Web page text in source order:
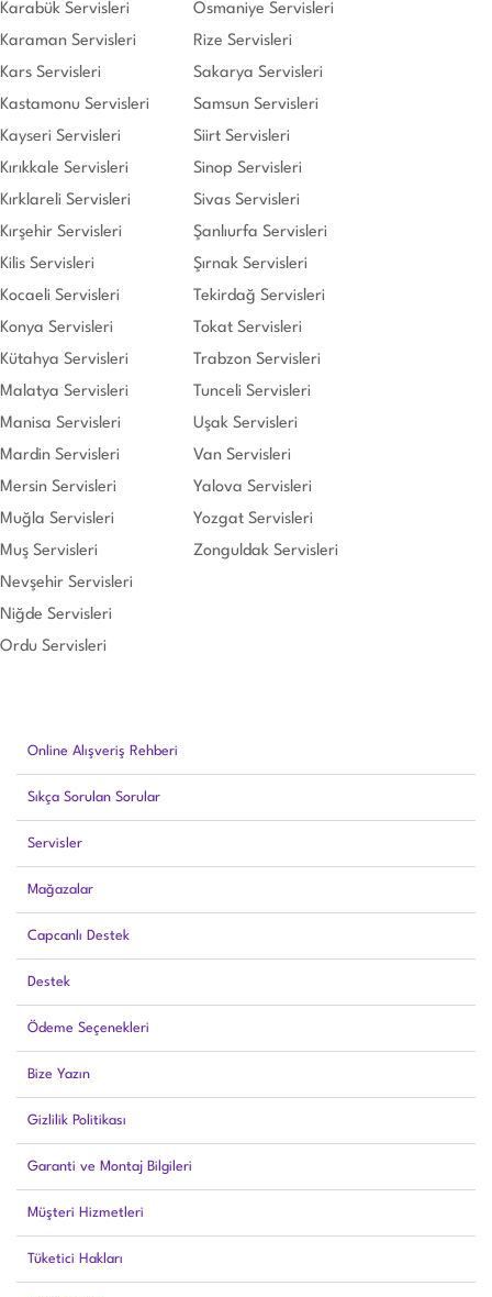
Online Alışveriş Rehberi
Sıkça Sorulan Sorular
Servisler
Mağazalar
Capcanlı Destek
Destek
Ödeme Seçenekleri
Bize Yazın
Gizlilik Politikası
Garanti ve Montaj Bilgileri
Müşteri Hizmetleri
Tüketici Hakları
Karabük Servisleri
Karaman Servisleri
Kars Servisleri
Kastamonu Servisleri
Kayseri Servisleri
Kırıkkale Servisleri
Kırklareli Servisleri
Kırşehir Servisleri
Kilis Servisleri
Kocaeli Servisleri
Konya Servisleri
Kütahya Servisleri
Malatya Servisleri
Manisa Servisleri
Mardin Servisleri
Mersin Servisleri
Muğla Servisleri
Muş Servisleri
Nevşehir Servisleri
Niğde Servisleri
Ordu Servisleri
Osmaniye Servisleri
Rize Servisleri
Sakarya Servisleri
Samsun Servisleri
Siirt Servisleri
Sinop Servisleri
Sivas Servisleri
Şanlıurfa Servisleri
Şırnak Servisleri
Tekirdağ Servisleri
Tokat Servisleri
Trabzon Servisleri
Tunceli Servisleri
Uşak Servisleri
Van Servisleri
Yalova Servisleri
Yozgat Servisleri
Zonguldak Servisleri